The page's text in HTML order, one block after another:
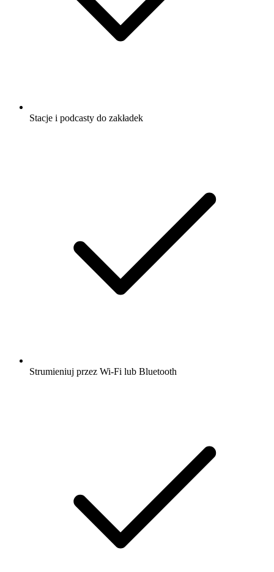
Stacje i podcasty do zakładek
Strumieniuj przez Wi-Fi lub Bluetooth